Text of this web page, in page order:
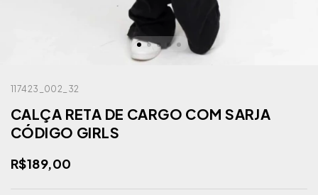
117423_002_32
CALÇA RETA DE CARGO COM SARJA
CÓDIGO GIRLS
R$189,00